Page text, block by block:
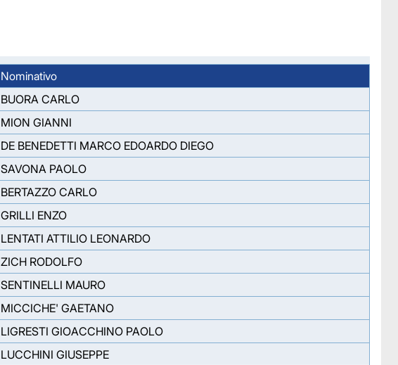
Nominativo
BUORA CARLO
MION GIANNI
DE BENEDETTI MARCO EDOARDO DIEGO
SAVONA PAOLO
BERTAZZO CARLO
GRILLI ENZO
LENTATI ATTILIO LEONARDO
ZICH RODOLFO
SENTINELLI MAURO
MICCICHE' GAETANO
LIGRESTI GIOACCHINO PAOLO
LUCCHINI GIUSEPPE